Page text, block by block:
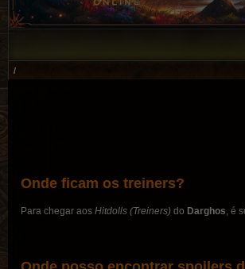
/
Onde ficam os treiners?
Para chegar aos Hitdolls (Treiners) do Darghos , é